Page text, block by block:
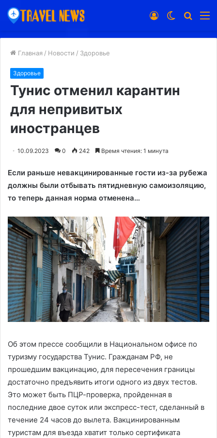
Switch
Войти
Главная / Новости / Здоровье
Здоровье
Тунис отменил карантин
для непривитых
иностранцев
10.09.2023 0 242 Время чтения: 1 минута
Если раньше невакцинированные гости из-за рубежа
должны были отбывать пятидневную самоизоляцию,
то теперь данная норма отменена…
Об этом прессе сообщили в Национальном офисе по
туризму государства Тунис. Гражданам РФ, не
прошедшим вакцинацию, для пересечения границы
достаточно предъявить итоги одного из двух тестов.
Это может быть ПЦР-проверка, пройденная в
последние двое суток или экспресс-тест, сделанный в
течение 24 часов до вылета. Вакцинированным
туристам для въезда хватит только сертификата